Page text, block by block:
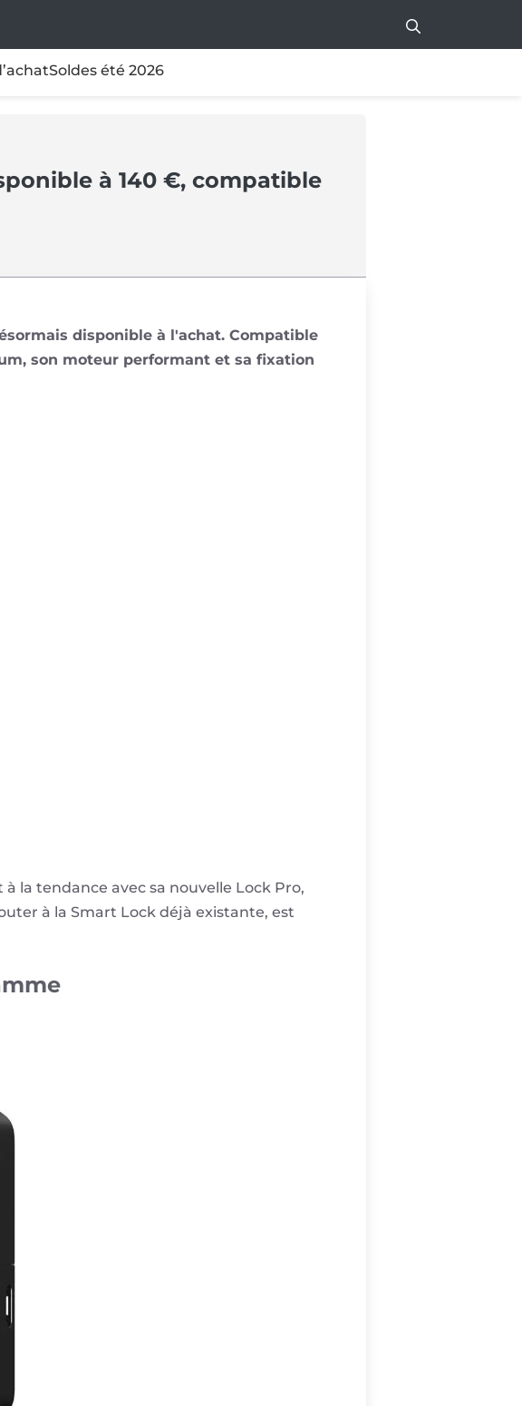
Soldes été 2026
à 140 €, compatible
disponible à l'achat. Compatible
son moteur performant et sa fixation
la tendance avec sa nouvelle Lock Pro,
à la Smart Lock déjà existante, est